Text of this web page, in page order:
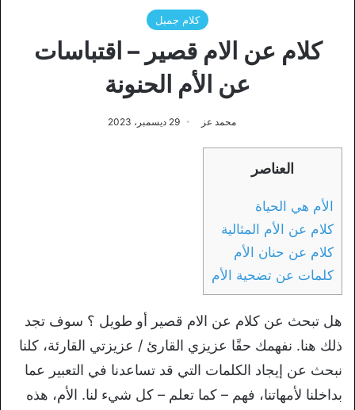
كلام جميل
كلام عن الام قصير – اقتباسات
عن الأم الحنونة
محمد عز 29 ديسمبر، 2023
العناصر
الأم هي الحياة
كلام عن الأم المثالية
كلام عن حنان الأم
كلمات عن تضحية الأم
هل تبحث عن كلام عن الام قصير أو طويل ؟ سوف تجد
ذلك هنا. نفهمك حقًا عزيزي القارئ / عزيزتي القارئة، كلنا
نبحث عن إيجاد الكلمات التي قد تساعدنا في التعبير عما
بداخلنا لأمهاتنا، فهم – كما تعلم – كل شيء لنا. الأم، هذه